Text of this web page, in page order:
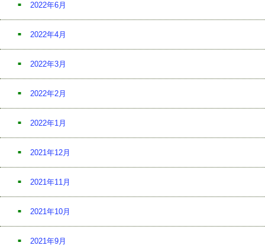
2022年6月
2022年4月
2022年3月
2022年2月
2022年1月
2021年12月
2021年11月
2021年10月
2021年9月